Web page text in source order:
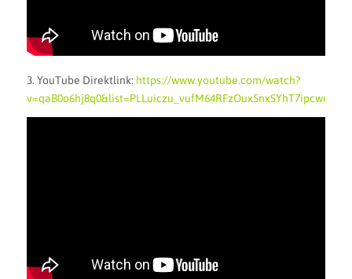
3. YouTube Direktlink: https://www.youtube.com/watch?